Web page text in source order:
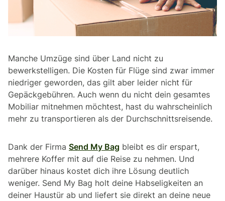
Manche Umzüge sind über Land nicht zu
bewerkstelligen. Die Kosten für Flüge sind zwar immer
niedriger geworden, das gilt aber leider nicht für
Gepäckgebühren. Auch wenn du nicht dein gesamtes
Mobiliar mitnehmen möchtest, hast du wahrscheinlich
mehr zu transportieren als der Durchschnittsreisende.
Dank der Firma Send My Bag bleibt es dir erspart,
mehrere Koffer mit auf die Reise zu nehmen. Und
darüber hinaus kostet dich ihre Lösung deutlich
weniger. Send My Bag holt deine Habseligkeiten an
deiner Haustür ab und liefert sie direkt an deine neue